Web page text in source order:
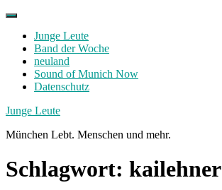
Skip
contentJunge Leute
Band der Woche
neuland
Sound of Munich Now
Datenschutz
Facebook
Twitter
Instagram
Junge Leute
München Lebt. Menschen und mehr.
Schlagwort: kailehner